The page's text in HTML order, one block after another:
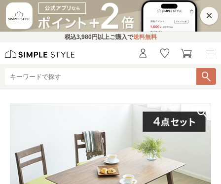
×
税込3,980円 以上ご購入で送料無料